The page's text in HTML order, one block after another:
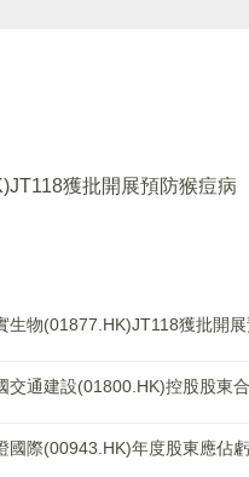
獲批開展預防猴痘病
生物(01877.HK)JT118獲批開
交通建設(01800.HK)控股股東
國際(00943.HK)年度股東應佔